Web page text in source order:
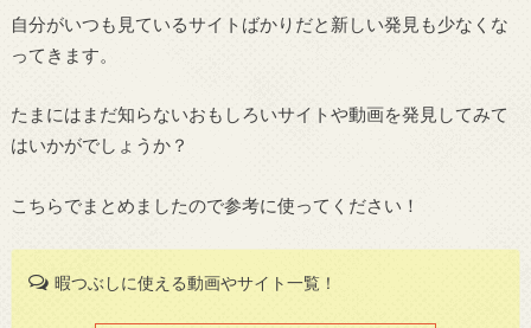
自分がいつも見ているサイトばかりだと新しい発見も少なくな
ってきます。
たまにはまだ知らないおもしろいサイトや動画を発見してみて
はいかがでしょうか？
こちらでまとめましたので参考に使ってください！
暇つぶしに使える動画やサイト一覧！